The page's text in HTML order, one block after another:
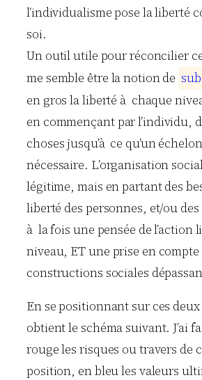
l’individualisme pose la liberté
soi.
Un outil utile pour réconcilier
me semble être la notion de sub
en gros la liberté à chaque
en commençant par l’individu,
choses jusqu’à ce qu’un
nécessaire. L’organisation
légitime, mais en partant des
liberté des personnes, et/ou des
à la fois une pensée de l’action
niveau, ET une prise en compte
constructions sociales
En se positionnant sur ces deux
obtient le schéma suivant. J’ai
rouge les risques ou travers de
position, en bleu les valeurs